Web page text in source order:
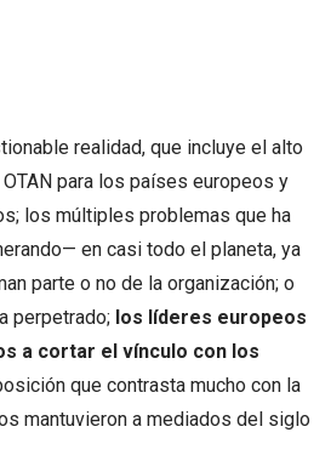
realidad, que incluye el alto
para los países europeos y
los múltiples problemas que ha
en casi todo el planeta, ya
parte o no de la organización; o
perpetrado; los líderes europeos
a cortar el vínculo con los
que contrasta mucho con la
mantuvieron a mediados del siglo